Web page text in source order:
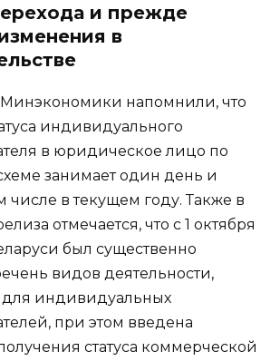
и прежде
в
напомнили, что
индивидуального
в юридическое лицо по
занимает один день и
числе в текущем году. Также в
отмечается, что с 1 октября
был существенно
видов деятельности,
индивидуальных
при этом введена
статуса коммерческой